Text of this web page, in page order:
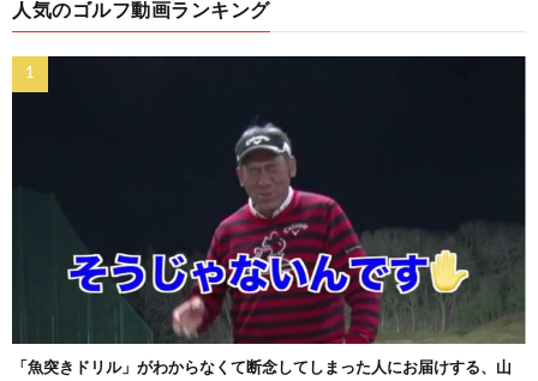
人気のゴルフ動画ランキング
「魚突きドリル」がわからなくて断念してしまった人にお届けする、山